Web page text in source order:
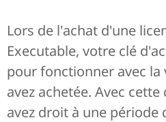
Lors de l'achat d'une
Executable, votre clé
pour fonctionner avec la
avez achetée. Avec
avez droit à une période